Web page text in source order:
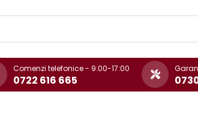
Comenzi telefonice - 9:00-17:00
0722 616 665